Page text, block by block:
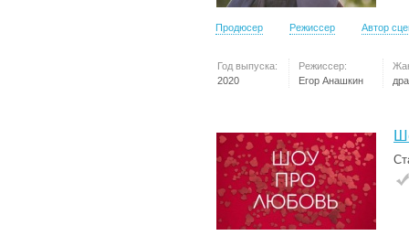
Продюсер Режиссер Автор
Год выпуска:
2020
Режиссер:
Егор Анашкин